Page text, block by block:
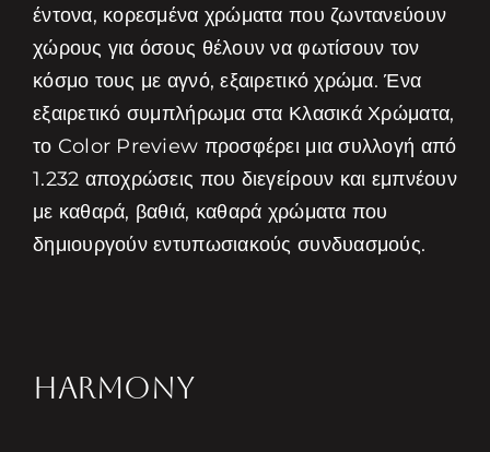
έντονα, κορεσμένα χρώματα που ζωντανεύουν
χώρους για όσους θέλουν να φωτίσουν τον
κόσμο τους με αγνό, εξαιρετικό χρώμα. Ένα
εξαιρετικό συμπλήρωμα στα Κλασικά Χρώματα,
το Color Preview προσφέρει μια συλλογή από
1.232 αποχρώσεις που διεγείρουν και εμπνέουν
με καθαρά, βαθιά, καθαρά χρώματα που
δημιουργούν εντυπωσιακούς συνδυασμούς.
HARMONY